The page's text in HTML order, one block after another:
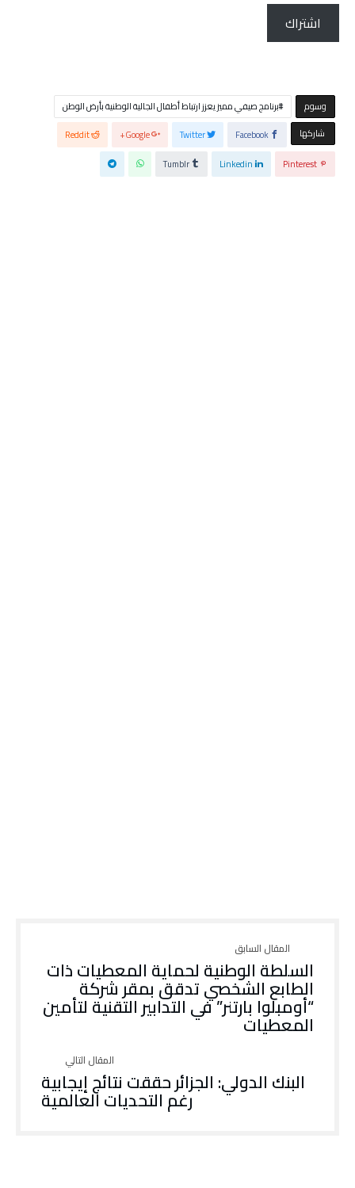
اشتراك
‫‫‫‫وسوم‬
برنامج صيفي مميز يعزز ارتباط أطفال الجالية الوطنية بأرض الوطن
‫‫ شاركها‬
Facebook
Twitter
Google+
Reddit
Pinterest
Linkedin
Tumblr
السلطة الوطنية لحماية المعطيات ذات
الطابع الشخصي تدقق بمقر شركة
“أومبلوا بارتنر” في التدابير التقنية لتأمين
المعطيات
البنك الدولي: الجزائر حققت نتائج إيجابية
رغم التحديات العالمية